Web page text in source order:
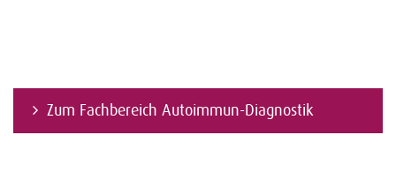
Zum Fachbereich Autoimmun-Diagnostik